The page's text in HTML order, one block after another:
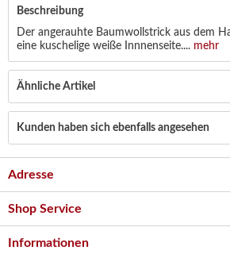
Beschreibung
Der angerauhte Baumwollstrick aus dem
eine kuschelige weiße Innnenseite.... mehr
Ähnliche Artikel
Kunden haben sich ebenfalls angesehen
Adresse
Shop Service
Informationen